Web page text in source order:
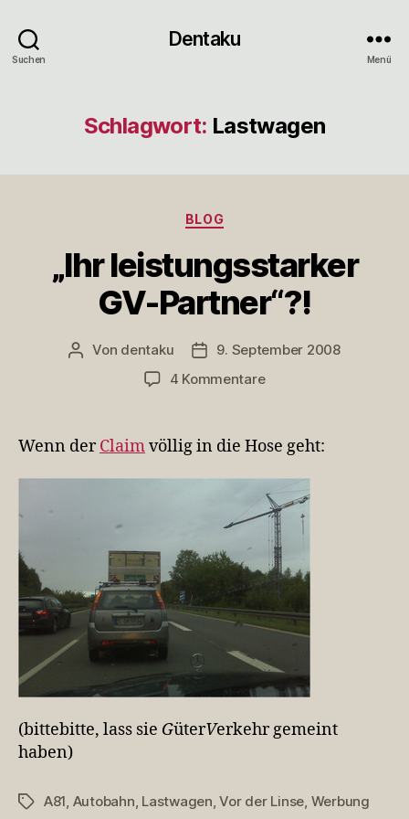
Suchen
Dentaku
Menü
Schlagwort: Lastwagen
Kategorien
BLOG
„Ihr leistungsstarker
GV-Partner“?!
Beitragsautor
Von dentaku Veröffentlichungsdatum
9. September 2008
4 Kommentarezu
Partner“?!
Wenn derClaimvöllig in die Hose geht:
(bittebitte, lass sie GüterVerkehr gemeint
haben)
Schlagwörter
A81 Autobahn Lastwagen ,Vor der Linse Werbung